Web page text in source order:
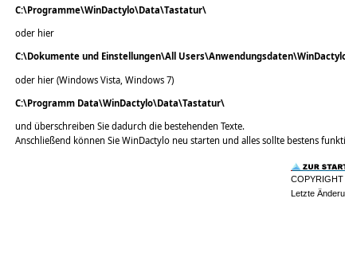
C:\Programme\WinDactylo\Data\Tastatur\
oder hier
C:\Dokumente und Einstellungen\All
oder hier (Windows Vista, Windows 7)
C:\Programm Data\WinDactylo\Data\Tastatur\
und überschreiben Sie dadurch die bestehenden Texte.
Anschließend können Sie WinDactylo neu starten und alles sollte bestens
COPYRIGHT
Letzte